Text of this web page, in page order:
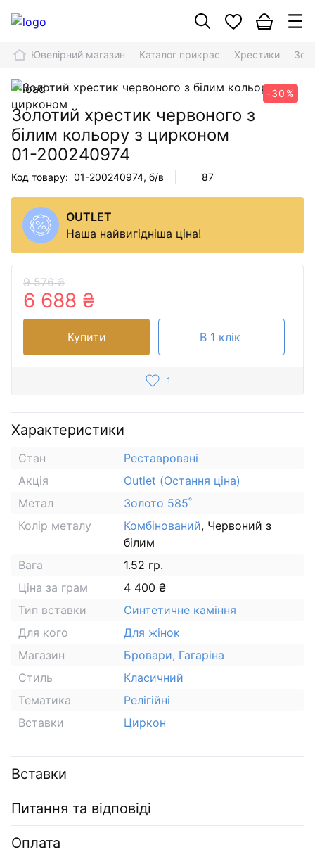
Ювелірний магазин Каталог прикрас Хрестики
-30%
Золотий хрестик червоного з
білим кольору з цирконом
01-200240974
Код товару: 01-200240974, б/в 87
OUTLET
Наша найвигідніша ціна!
9 576 ₴
6 688 ₴
Купити В 1 клік
1
Характеристики
Стан
Реставровані
Акція
Outlet (Остання ціна)
Метал
Золото 585˚
Колір металу
Комбінований, Червоний з
білим
Вага
1.52 гр.
Ціна за грам
4 400 ₴
Тип вставки
Синтетичне каміння
Для кого
Для жінок
Магазин
Бровари, Гагаріна
Стиль
Класичний
Тематика
Релігійні
Вставки
Циркон
Вставки
Питання та відповіді
Оплата